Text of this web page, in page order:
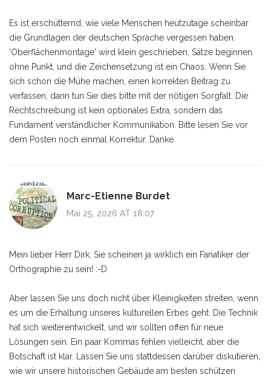
Es ist erschütternd, wie viele Menschen heutzutage scheinbar
die Grundlagen der deutschen Sprache vergessen haben.
'Oberflächenmontage' wird klein geschrieben, Sätze beginnen
ohne Punkt, und die Zeichensetzung ist ein Chaos. Wenn Sie
sich schon die Mühe machen, einen korrekten Beitrag zu
verfassen, dann tun Sie dies bitte mit der nötigen Sorgfalt. Die
Rechtschreibung ist kein optionales Extra, sondern das
Fundament verständlicher Kommunikation. Bitte lesen Sie vor
dem Posten noch einmal Korrektur. Danke.
Marc-Etienne Burdet
Mai 25, 2026 AT 18:07
Mein lieber Herr Dirk; Sie scheinen ja wirklich ein Fanatiker der
Orthographie zu sein! :-D
Aber lassen Sie uns doch nicht über Kleinigkeiten streiten, wenn
es um die Erhaltung unseres kulturellen Erbes geht. Die Technik
hat sich weiterentwickelt, und wir sollten offen für neue
Lösungen sein. Ein paar Kommas fehlen vielleicht, aber die
Botschaft ist klar. Lassen Sie uns stattdessen darüber diskutieren,
wie wir unsere historischen Gebäude am besten schützen